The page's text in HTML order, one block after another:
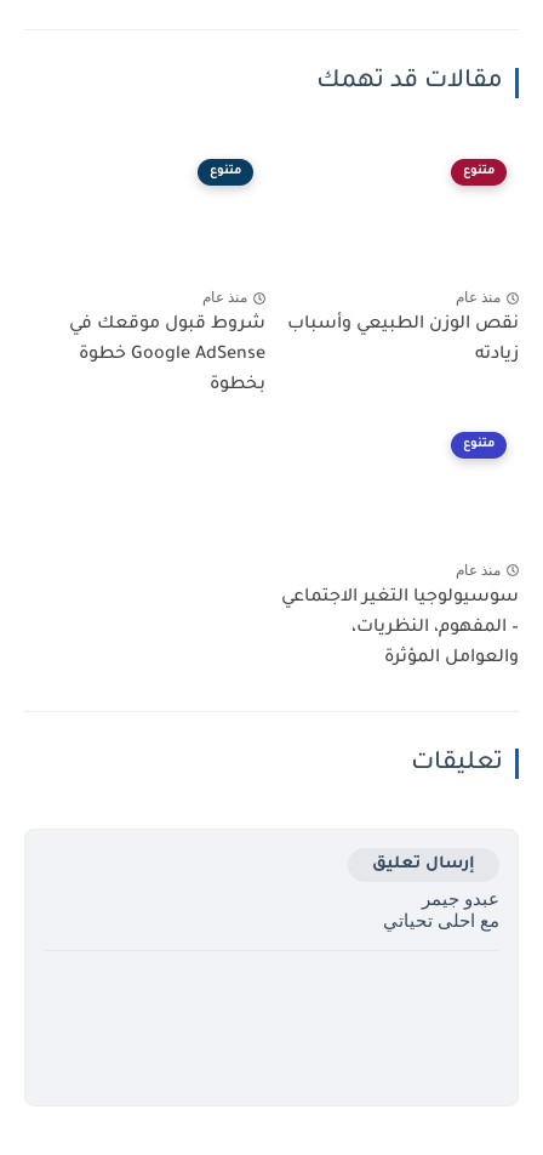
مقالات قد تهمك
متنوع
منذ عام
نقص الوزن الطبيعي وأسباب
زيادته
متنوع
منذ عام
شروط قبول موقعك في
Google AdSense خطوة
بخطوة
متنوع
منذ عام
سوسيولوجيا التغير الاجتماعي
– المفهوم، النظريات،
والعوامل المؤثرة
تعليقات
إرسال تعليق
عبدو جيمر
مع احلى تحياتي